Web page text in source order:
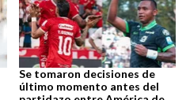
Se tomaron decisiones de
último momento antes del